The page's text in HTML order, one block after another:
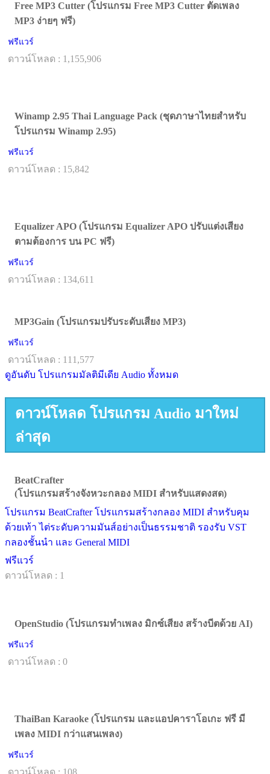
Free MP3 Cutter (โปรแกรม Free MP3 Cutter ตัดเพลง
MP3 ง่ายๆ ฟรี)
ฟรีแวร์
ดาวน์โหลด : 1,155,906
Winamp 2.95 Thai Language Pack (ชุดภาษาไทยสำหรับ
โปรแกรม Winamp 2.95)
ฟรีแวร์
ดาวน์โหลด : 15,842
Equalizer APO (โปรแกรม Equalizer APO ปรับแต่งเสียง
ตามต้องการ บน PC ฟรี)
ฟรีแวร์
ดาวน์โหลด : 134,611
MP3Gain (โปรแกรมปรับระดับเสียง MP3)
ฟรีแวร์
ดาวน์โหลด : 111,577
ดูอันดับ โปรแกรมมัลติมีเดีย Audio ทั้งหมด
ดาวน์โหลด โปรแกรม Audio มาใหม่
ล่าสุด
BeatCrafter
(โปรแกรมสร้างจังหวะกลอง MIDI สำหรับแสดงสด)
โปรแกรม BeatCrafter โปรแกรมสร้างกลอง MIDI สำหรับคุม
ด้วยเท้า ไต่ระดับความมันส์อย่างเป็นธรรมชาติ รองรับ VST
กลองชั้นนำ และ General MIDI
ฟรีแวร์
ดาวน์โหลด : 1
OpenStudio (โปรแกรมทำเพลง มิกซ์เสียง สร้างบีตด้วย AI)
ฟรีแวร์
ดาวน์โหลด : 0
ThaiBan Karaoke (โปรแกรม และแอปคาราโอเกะ ฟรี มี
เพลง MIDI กว่าแสนเพลง)
ฟรีแวร์
ดาวน์โหลด : 108